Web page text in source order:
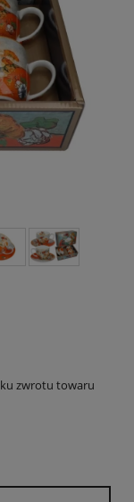
zwrotu towaru